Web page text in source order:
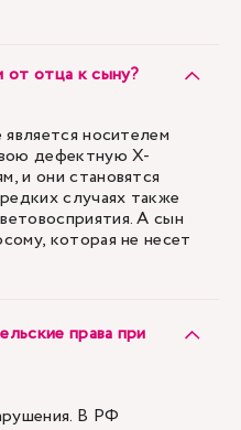
от отца к сыну?
носителем
дефектную X-
и они становятся
случаях также
А сын
которая не несет
права при
В РФ